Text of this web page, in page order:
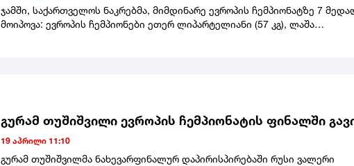
ჯამში, საქართველოს ნაკრებმა, მიმდინარე ევროპის ჩემპიონატზე 7
მოიპოვა: ევროპის ჩემპიონები ეთერ ლიპარტელიანი (57 კგ), ლაშა
გურამ თუშიშვილი ევროპის ჩემპიონატის ფინალში
19 აპრილი 11:10
გურამ თუშიშვილმა ნახევარფინალურ დაპირისპირებაში რუსი ვალერი